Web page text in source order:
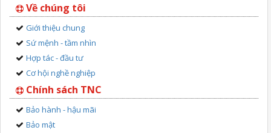
Về chúng tôi
Giới thiệu chung
Sứ mệnh - tầm nhìn
Hợp tác - đầu tư
Cơ hội nghề nghiệp
Chính sách TNC
Bảo hành - hậu mãi
Bảo mật